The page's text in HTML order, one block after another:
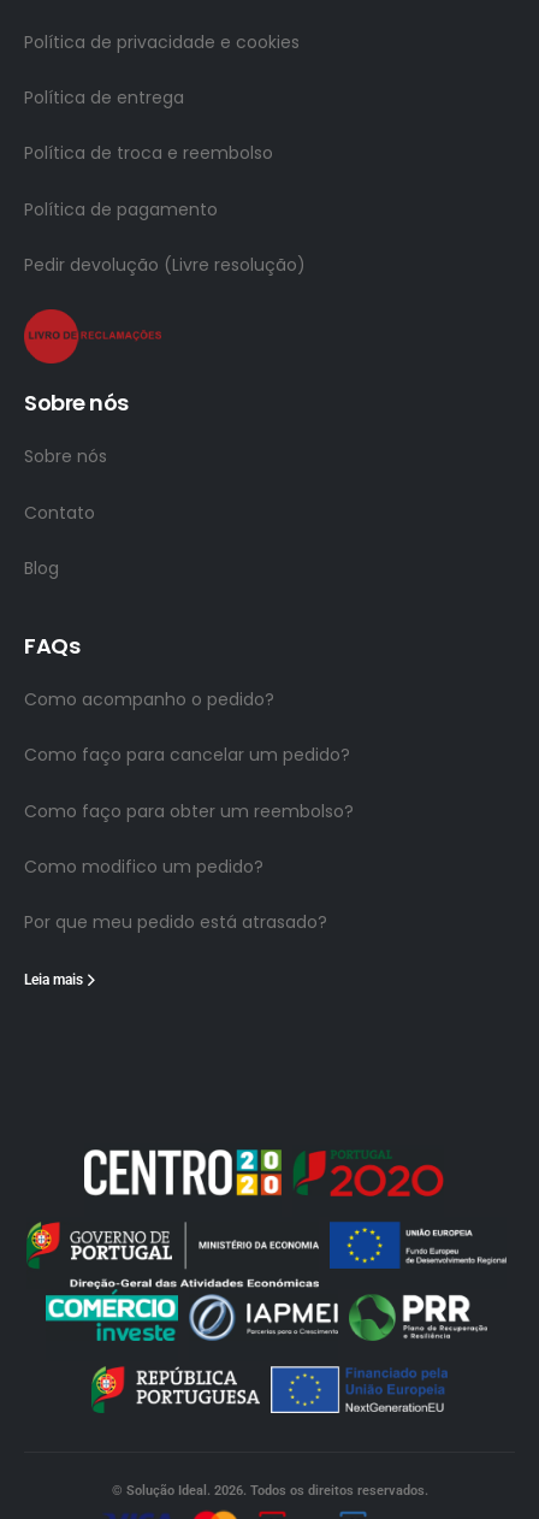
Política de privacidade e cookies
Política de entrega
Política de troca e reembolso
Política de pagamento
Pedir devolução (Livre resolução)
Sobre nós
Sobre nós
Contato
Blog
FAQs
Como acompanho o pedido?
Como faço para cancelar um pedido?
Como faço para obter um reembolso?
Como modifico um pedido?
Por que meu pedido está atrasado?
Leia mais
© Solução Ideal. 2026. Todos os direitos reservados.